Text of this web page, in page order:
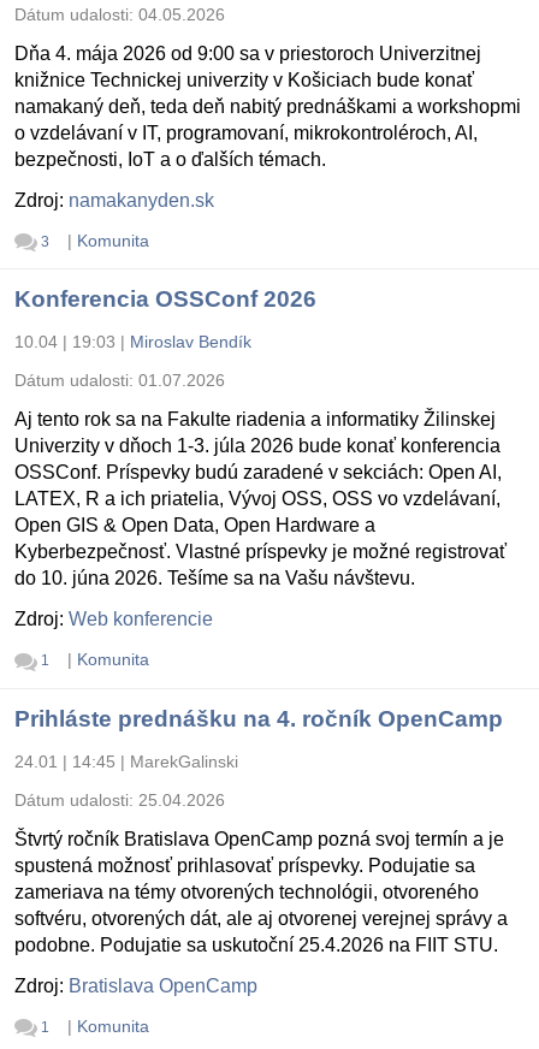
Dátum udalosti: 04.05.2026
Dňa 4. mája 2026 od 9:00 sa v priestoroch Univerzitnej
knižnice Technickej univerzity v Košiciach bude konať
namakaný deň, teda deň nabitý prednáškami a workshopmi
o vzdelávaní v IT, programovaní, mikrokontroléroch, AI,
bezpečnosti, IoT a o ďalších témach.
Zdroj: namakanyden.sk
3 | Komunita
Konferencia OSSConf 2026
10.04 | 19:03 | Miroslav Bendík
Dátum udalosti: 01.07.2026
Aj tento rok sa na Fakulte riadenia a informatiky Žilinskej
Univerzity v dňoch 1-3. júla 2026 bude konať konferencia
OSSConf. Príspevky budú zaradené v sekciách: Open AI,
LATEX, R a ich priatelia, Vývoj OSS, OSS vo vzdelávaní,
Open GIS & Open Data, Open Hardware a
Kyberbezpečnosť. Vlastné príspevky je možné registrovať
do 10. júna 2026. Tešíme sa na Vašu návštevu.
Zdroj: Web konferencie
1 | Komunita
Prihláste prednášku na 4. ročník OpenCamp
24.01 | 14:45 | MarekGalinski
Dátum udalosti: 25.04.2026
Štvrtý ročník Bratislava OpenCamp pozná svoj termín a je
spustená možnosť prihlasovať príspevky. Podujatie sa
zameriava na témy otvorených technológii, otvoreného
softvéru, otvorených dát, ale aj otvorenej verejnej správy a
podobne. Podujatie sa uskutoční 25.4.2026 na FIIT STU.
Zdroj: Bratislava OpenCamp
1 | Komunita